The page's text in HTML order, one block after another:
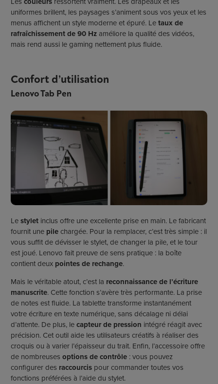
uniformes brillent, les paysages s’animent sous vos yeux et les
menus affichent un style moderne et épuré. Letaux de
rafraîchissement de 90 Hzaméliore la qualité des vidéos,
mais rend aussi le gaming nettement plus fluide.
Confort d’utilisation
Lenovo Tab Pen
Lestylet inclus offre une excellente prise en main. Le fabricant
fournit une pile chargée. Pour la remplacer, c’est très simple : il
vous suffit de dévisser le stylet, de changer la pile, et le tour
est joué. Lenovo fait preuve de sens pratique : la boîte
contient deux pointes de rechange.
Mais le véritable atout, c’est la reconnaissance de l’écriture
manuscrite. Cette fonction s’avère très performante. La prise
de notes est fluide. La tablette transforme instantanément
votre écriture en texte numérique, sans décalage ni délai
d’attente. De plus, lecapteur de pression intégré réagit avec
précision. Cet outil aide les utilisateurs créatifs à réaliser des
croquis ou à varier l’épaisseur du trait. Enfin, l’accessoire offre
de nombreusesoptions de contrôle : vous pouvez
configurer des raccourcis pour commander toutes vos
fonctions préférées à l’aide du stylet.